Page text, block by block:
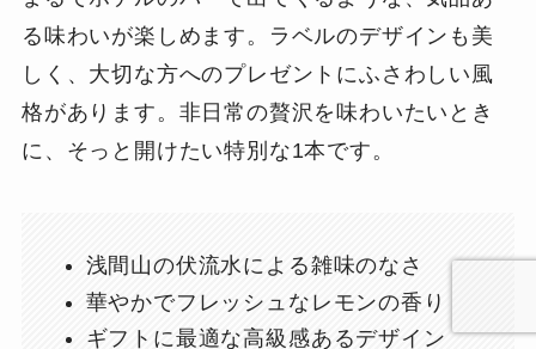
る味わいが楽しめます。ラベルのデザインも美
しく、大切な方へのプレゼントにふさわしい風
格があります。非日常の贅沢を味わいたいとき
に、そっと開けたい特別な1本です。
浅間山の伏流水による雑味のなさ
華やかでフレッシュなレモンの香り
ギフトに最適な高級感あるデザイン